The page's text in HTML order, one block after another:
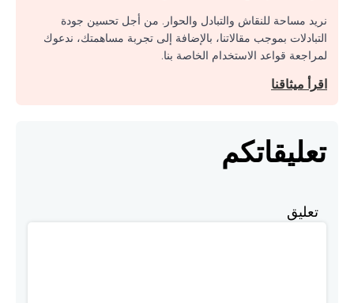
نريد مساحة للنقاش والتبادل والحوار. من أجل تحسين جودة
التبادلات بموجب مقالاتنا، بالإضافة إلى تجربة مساهمتك، ندعوك
لمراجعة قواعد الاستخدام الخاصة بنا.
اقرأ ميثاقنا
تعليقاتكم
تعليق